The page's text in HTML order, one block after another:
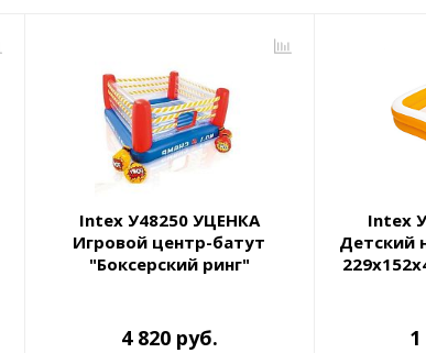
Intex У48250 УЦЕНКА
Игровой центр-батут
"Боксерский ринг"
4 820 руб.
Intex
Детский